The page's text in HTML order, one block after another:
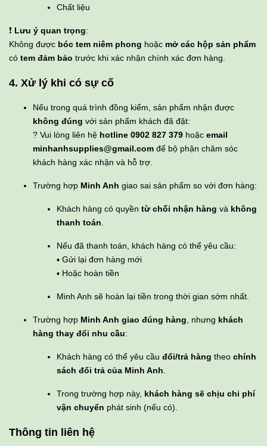
Chất liệu
❗ Lưu ý quan trọng:
Không được bóc tem niêm phong hoặc mở các hộp sản phẩm
có tem đảm bảo trước khi xác nhận chính xác đơn hàng.
4. Xử lý khi có sự cố
Nếu trong quá trình đồng kiểm, sản phẩm nhận được
không đúng với sản phẩm khách đã đặt:
? Vui lòng liên hệ hotline 0902 827 379 hoặc email
minhanhsupplies@gmail.com để bộ phận chăm sóc
khách hàng xác nhận và hỗ trợ.
Trường hợp Minh Anh giao sai sản phẩm so với đơn hàng:
Khách hàng có quyền từ chối nhận hàng và không
thanh toán
Nếu đã thanh toán, khách hàng có thể yêu cầu:
▪ Gửi lại đơn hàng mới
▪ Hoặc hoàn tiền
Minh Anh sẽ hoàn lại tiền trong thời gian sớm nhất.
Trường hợp Minh Anh giao đúng hàng , nhưng khách
hàng thay đổi nhu cầu:
Khách hàng có thể yêu cầu đổi/trả hàng theo chính
sách đổi trả của Minh Anh
Trong trường hợp này, khách hàng sẽ chịu chi phí
vận chuyển phát sinh (nếu có).
Thông tin liên hệ